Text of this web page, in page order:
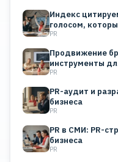
Индекс
голосом,
PR
Продвижение
инструменты
PR
PR-аудит и
бизнеса
PR
PR в СМИ: PR-
бизнеса
PR